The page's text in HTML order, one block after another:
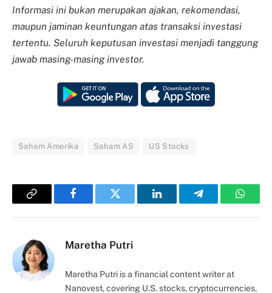
Informasi ini bukan merupakan ajakan, rekomendasi,
maupun jaminan keuntungan atas transaksi investasi
tertentu. Seluruh keputusan investasi menjadi tanggung
jawab masing-masing investor.
Saham Amerika Saham AS US Stocks
Copy
FacebookTwitter LinkedInTelegram
Maretha Putri
Maretha Putri is a financial content writer at
Nanovest, covering U.S. stocks, cryptocurrencies,